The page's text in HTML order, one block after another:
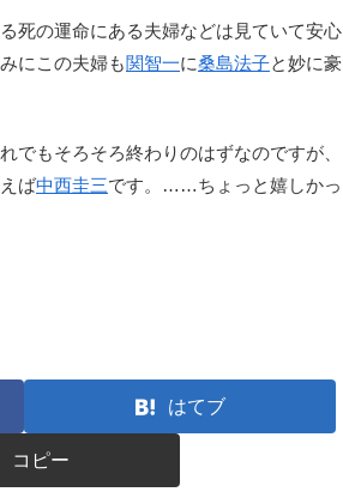
死の運命にある夫婦などは見ていて安心
にこの夫婦も関智一に桑島法子と妙に豪
もそろそろ終わりのはずなのですが、
ば中西圭三です。……ちょっと嬉しかっ
はてブ
コピー